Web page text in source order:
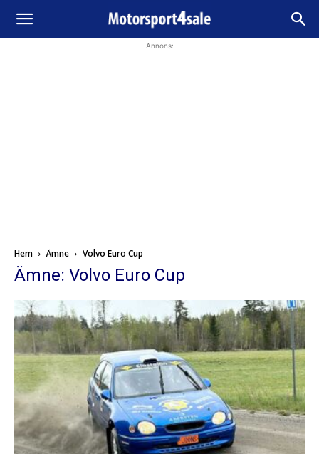
Annons:
Hem Ämne Volvo Euro Cup
Ämne: Volvo Euro Cup